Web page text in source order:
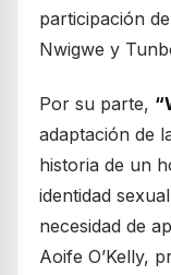
participación
Nwigwe y
Por su parte,
adaptación de
historia de un
identidad
necesidad de
Aoife O’Kelly,